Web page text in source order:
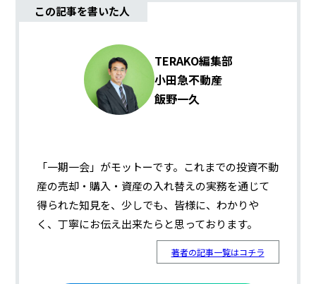
この記事を書いた人
TERAKO編集部
小田急不動産
飯野一久
「一期一会」がモットーです。これまでの投資不動
産の売却・購入・資産の入れ替えの実務を通じて
得られた知見を、少しでも、皆様に、わかりや
く、丁寧にお伝え出来たらと思っております。
著者の記事一覧はコチラ